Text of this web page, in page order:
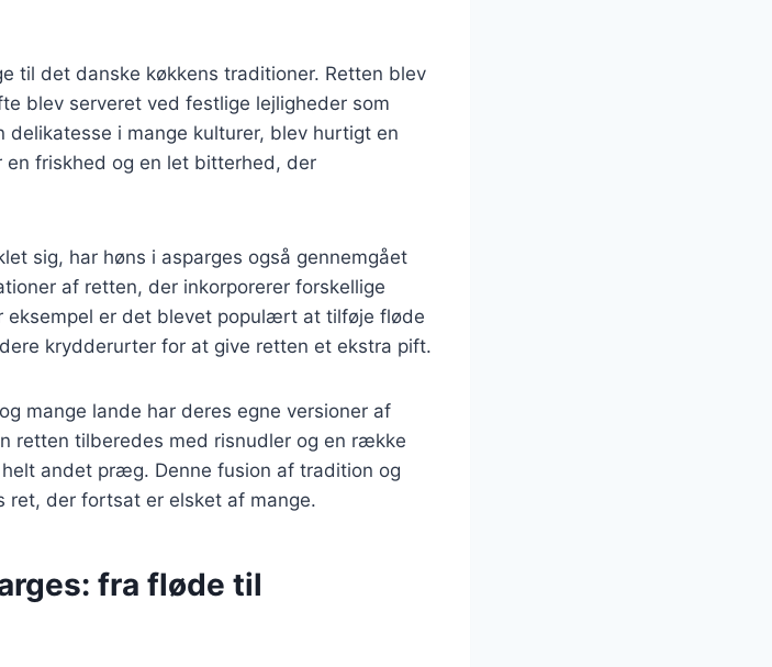
til det danske køkkens traditioner. Retten blev
blev serveret ved festlige lejligheder som
i mange kulturer, blev hurtigt en
friskhed og en let bitterhed, der
sig, har høns i asparges også gennemgået
af retten, der inkorporerer forskellige
eksempel er det blevet populært at tilføje fløde
krydderurter for at give retten et ekstra pift.
mange lande har deres egne versioner af
retten tilberedes med risnudler og en række
andet præg. Denne fusion af tradition og
ret, der fortsat er elsket af mange.
fra fløde til